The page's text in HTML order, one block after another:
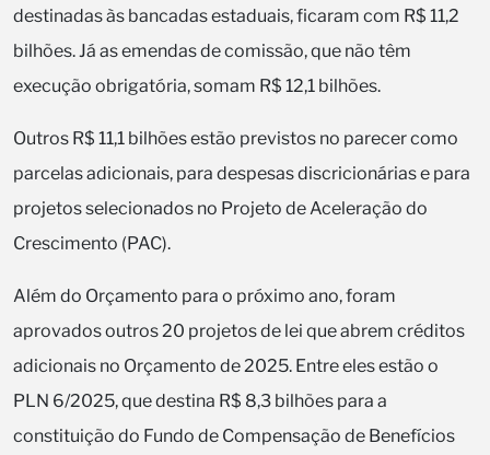
destinadas às bancadas estaduais, ficaram com R$ 11,2
bilhões. Já as emendas de comissão, que não têm
execução obrigatória, somam R$ 12,1 bilhões.
Outros R$ 11,1 bilhões estão previstos no parecer como
parcelas adicionais, para despesas discricionárias e para
projetos selecionados no Projeto de Aceleração do
Crescimento (PAC).
Além do Orçamento para o próximo ano, foram
aprovados outros 20 projetos de lei que abrem créditos
adicionais no Orçamento de 2025. Entre eles estão o
PLN 6/2025, que destina R$ 8,3 bilhões para a
constituição do Fundo de Compensação de Benefícios